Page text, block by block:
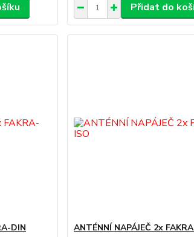
Přidat do
DIN ANTÉNNÍ NAPÁJEČ 2x